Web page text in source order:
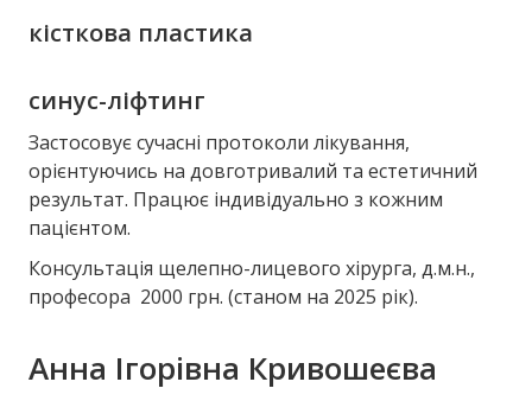
кісткова пластика
синус-ліфтинг
Застосовує сучасні протоколи лікування,
орієнтуючись на довготривалий та естетичний
результат. Працює індивідуально з кожним
пацієнтом.
Консультація щелепно-лицевого хірурга, д.м.н.,
професора 2000 грн. (станом на 2025 рік).
Анна Ігорівна Кривошеєва